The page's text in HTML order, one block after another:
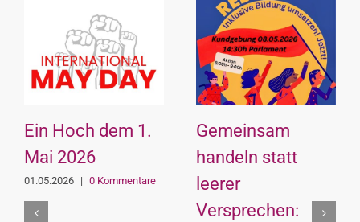
Ein Hoch dem 1.
Mai 2026
01.05.2026 | 0 Kommentare
Gemeinsam
handeln statt
leerer
Versprechen: